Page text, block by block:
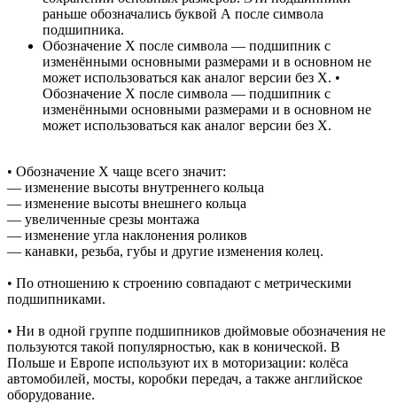
раньше обозначались буквой А после символа
подшипника.
Обозначение Х после символа — подшипник с
изменёнными основными размерами и в основном не
может использоваться как аналог версии без Х. •
Обозначение Х после символа — подшипник с
изменёнными основными размерами и в основном не
может использоваться как аналог версии без Х.
• Обозначение Х чаще всего значит:
— изменение высоты внутреннего кольца
— изменение высоты внешнего кольца
— увеличенные срезы монтажа
— изменение угла наклонения роликов
— канавки, резьба, губы и другие изменения колец.
• По отношению к строению совпадают с метрическими
подшипниками.
• Ни в одной группе подшипников дюймовые обозначения не
пользуются такой популярностью, как в конической. В
Польше и Европе используют их в моторизации: колёса
автомобилей, мосты, коробки передач, а также английское
оборудование.